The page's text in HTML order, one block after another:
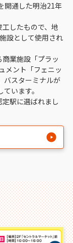
開通した明治21年
したもので、地
設として使用され
業施設「プラッ
メント「フェニッ
バスターミナルが
います。
駅に選ばれまし